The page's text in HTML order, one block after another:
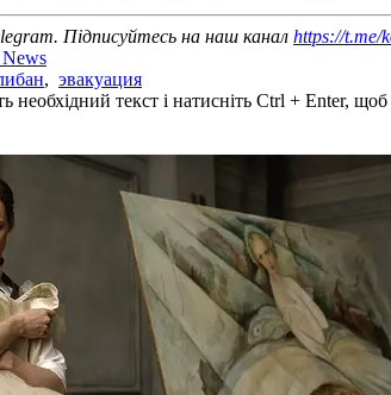
Підписуйтесь на наш канал https://t.me/
, эвакуация
необхідний текст і натисніть Ctrl + Enter,